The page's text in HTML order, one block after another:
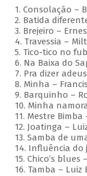
1. Consolação –
2. Batida
3. Brejeiro –
4. Travessia –
5. Tico-tico no
6. Na Baixa do
7. Pra dizer
8. Minha –
9. Barquinho –
10. Minha
11. Mestre Bimba
12. Joatinga –
13. Samba de
14. Influência do
15. Chico’s blues
16. Tamba – Luiz